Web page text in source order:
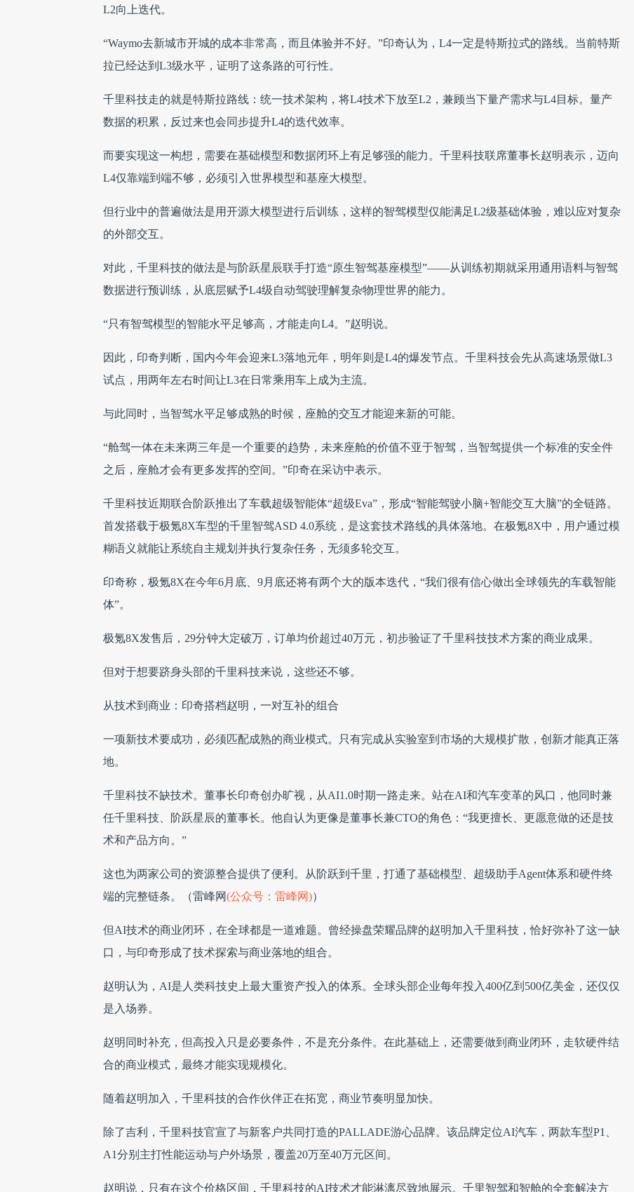
L2向上迭代。
“Waymo去新城市开城的成本非常高，而且体验并不好。”印奇认为，L4一定是特斯拉式的路线。当前特斯
拉已经达到L3级水平，证明了这条路的可行性。
千里科技走的就是特斯拉路线：统一技术架构，将L4技术下放至L2，兼顾当下量产需求与L4目标。量产
数据的积累，反过来也会同步提升L4的迭代效率。
而要实现这一构想，需要在基础模型和数据闭环上有足够强的能力。千里科技联席董事长赵明表示，迈向
L4仅靠端到端不够，必须引入世界模型和基座大模型。
但行业中的普遍做法是用开源大模型进行后训练，这样的智驾模型仅能满足L2级基础体验，难以应对复杂
的外部交互。
对此，千里科技的做法是与阶跃星辰联手打造“原生智驾基座模型”——从训练初期就采用通用语料与智驾
数据进行预训练，从底层赋予L4级自动驾驶理解复杂物理世界的能力。
“只有智驾模型的智能水平足够高，才能走向L4。”赵明说。
因此，印奇判断，国内今年会迎来L3落地元年，明年则是L4的爆发节点。千里科技会先从高速场景做L3
试点，用两年左右时间让L3在日常乘用车上成为主流。
与此同时，当智驾水平足够成熟的时候，座舱的交互才能迎来新的可能。
“舱驾一体在未来两三年是一个重要的趋势，未来座舱的价值不亚于智驾，当智驾提供一个标准的安全件
之后，座舱才会有更多发挥的空间。”印奇在采访中表示。
千里科技近期联合阶跃推出了车载超级智能体“超级Eva”，形成“智能驾驶小脑+智能交互大脑”的全链路。
首发搭载于极氪8X车型的千里智驾ASD 4.0系统，是这套技术路线的具体落地。在极氪8X中，用户通过模
糊语义就能让系统自主规划并执行复杂任务，无须多轮交互。
印奇称，极氪8X在今年6月底、9月底还将有两个大的版本迭代，“我们很有信心做出全球领先的车载智能
体”。
极氪8X发售后，29分钟大定破万，订单均价超过40万元，初步验证了千里科技技术方案的商业成果。
但对于想要跻身头部的千里科技来说，这些还不够。
从技术到商业：印奇搭档赵明，一对互补的组合
一项新技术要成功，必须匹配成熟的商业模式。只有完成从实验室到市场的大规模扩散，创新才能真正落
地。
千里科技不缺技术。董事长印奇创办旷视，从AI1.0时期一路走来。站在AI和汽车变革的风口，他同时兼
任千里科技、阶跃星辰的董事长。他自认为更像是董事长兼CTO的角色：“我更擅长、更愿意做的还是技
术和产品方向。”
这也为两家公司的资源整合提供了便利。从阶跃到千里，打通了基础模型、超级助手Agent体系和硬件终
端的完整链条。（雷峰网(公众号：雷峰网)）
但AI技术的商业闭环，在全球都是一道难题。曾经操盘荣耀品牌的赵明加入千里科技，恰好弥补了这一缺
口，与印奇形成了技术探索与商业落地的组合。
赵明认为，AI是人类科技史上最大重资产投入的体系。全球头部企业每年投入400亿到500亿美金，还仅仅
是入场券。
赵明同时补充，但高投入只是必要条件，不是充分条件。在此基础上，还需要做到商业闭环，走软硬件结
合的商业模式，最终才能实现规模化。
随着赵明加入，千里科技的合作伙伴正在拓宽，商业节奏明显加快。
除了吉利，千里科技官宣了与新客户共同打造的PALLADE游心品牌。该品牌定位AI汽车，两款车型P1、
A1分别主打性能运动与户外场景，覆盖20万至40万元区间。
赵明说，只有在这个价格区间，千里科技的AI技术才能淋漓尽致地展示。千里智驾和智舱的全套解决方